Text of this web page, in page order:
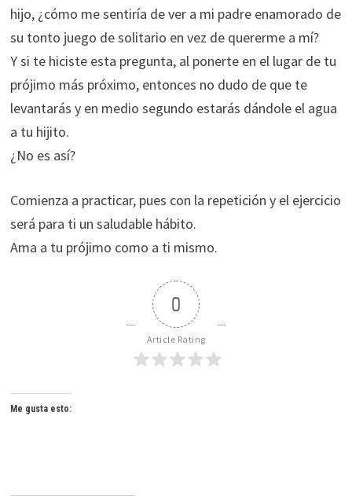
hijo, ¿cómo me sentiría de ver a mi padre enamorado de
su tonto juego de solitario en vez de quererme a mí?
Y si te hiciste esta pregunta, al ponerte en el lugar de tu
prójimo más próximo, entonces no dudo de que te
levantarás y en medio segundo estarás dándole el agua
a tu hijito.
¿No es así?
Comienza a practicar, pues con la repetición y el ejercicio
será para ti un saludable hábito.
Ama a tu prójimo como a ti mismo.
0
Article Rating
Me gusta esto: